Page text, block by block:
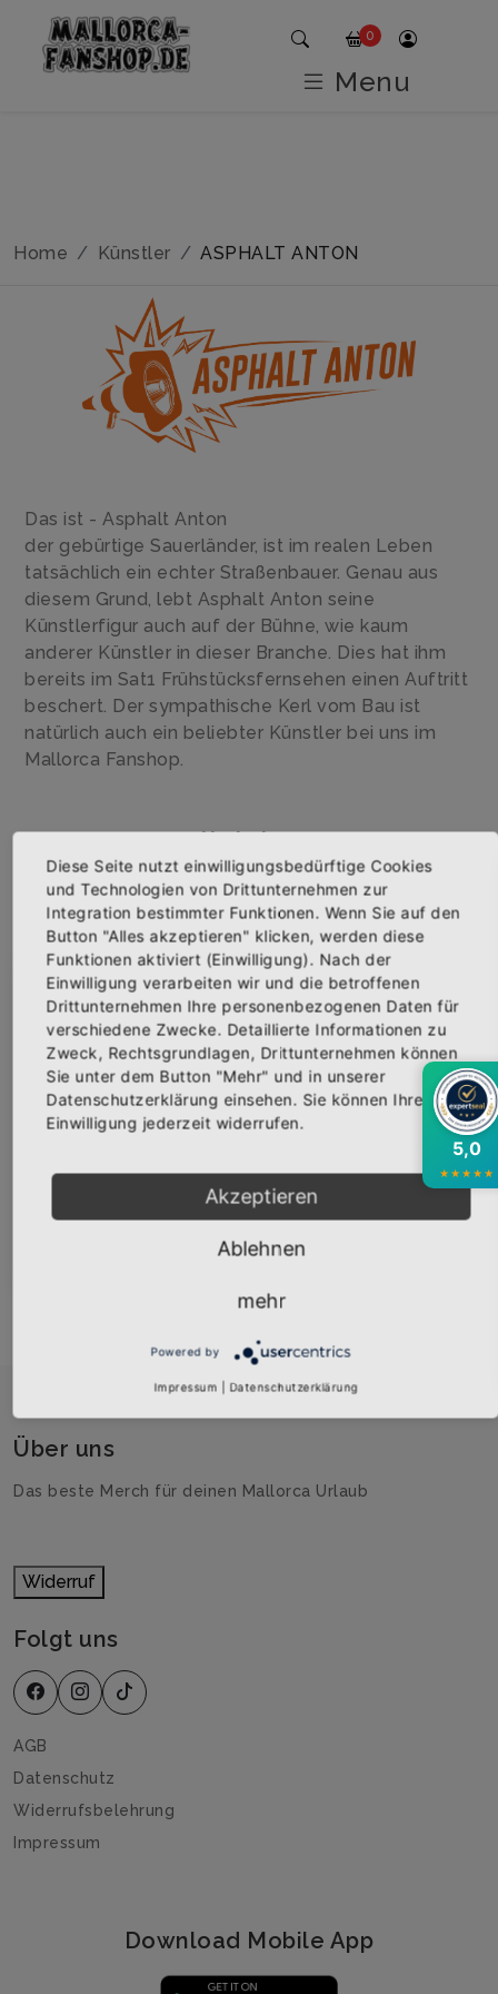
Home Künstler ASPHALT ANTON
Das ist - Asphalt Anton
der gebürtige Sauerländer, ist im realen Leben
tatsächlich ein echter Straßenbauer. Genau aus
diesem Grund, lebt Asphalt Anton seine
Künstlerfigur auch auf der Bühne, wie kaum
anderer Künstler in dieser Branche. Dies hat ihm
bereits im Sat1 Frühstücksfernsehen einen Auftritt
beschert. Der sympathische Kerl vom Bau ist
natürlich auch ein beliebter Künstler bei uns im
Mallorca Fanshop.
Kollektionen
Alpaka
Limited Edition
Logo
Baggern, zuschütten, Rohr verlegen
Über uns
Das beste Merch für deinen Mallorca Urlaub
Widerruf
Folgt uns
AGB
Datenschutz
Widerrufsbelehrung
Impressum
Download Mobile App
Abonniere jetzt unseren Newsletter ×
Bekomme die aktuellsten News über neue
Produkte und zudem einen 10% Gutschein für
deine nächste Bestellung.
Abonnieren
0
Menu
5,0
★★★★★
Diese Seite nutzt einwilligungsbedürftige Cookies
und Technologien von Drittunternehmen zur
Integration bestimmter Funktionen. Wenn Sie auf den
Button "Alles akzeptieren" klicken, werden diese
Funktionen aktiviert (Einwilligung). Nach der
Einwilligung verarbeiten wir und die betroffenen
Drittunternehmen Ihre personenbezogenen Daten für
verschiedene Zwecke. Detaillierte Informationen zu
Zweck, Rechtsgrundlagen, Drittunternehmen können
Sie unter dem Button "Mehr" und in unserer
Datenschutzerklärung einsehen. Sie können Ihre
Einwilligung jederzeit widerrufen.
Akzeptieren
Ablehnen
mehr
Powered by
Impressum Datenschutzerklärung